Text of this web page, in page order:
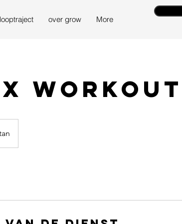
looptraject over grow More
workout